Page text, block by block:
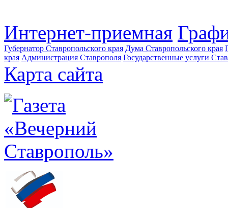
Интернет-приемная
Губернатор Ставропольского края Дума Ставропольского края
края Администрация Ставрополя Государственные услуги
Карта сайта